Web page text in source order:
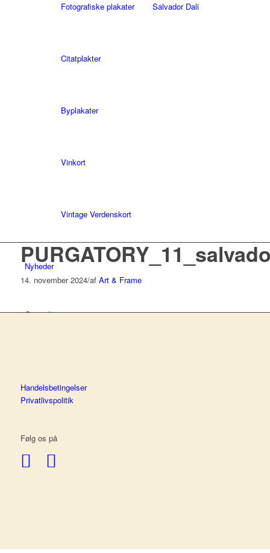
Fotografiske plakater
Citatplakter
Byplakater
Vinkort
Vintage Verdenskort
Salvador Dali
Nyheder
Om indramning
Kontakt
14. november 2024/af Art & Frame
Handelsbetingelser
Privatlivspolitik
Følg os på